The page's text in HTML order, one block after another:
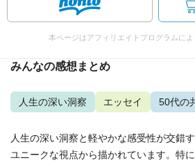
本ページはアフィリエイトプログラムに
みんなの感想まとめ
人生の深い洞察 エッセイ 50代の
人生の深い洞察と軽やかな感受性が交錯
ユニークな視点から描かれています。特